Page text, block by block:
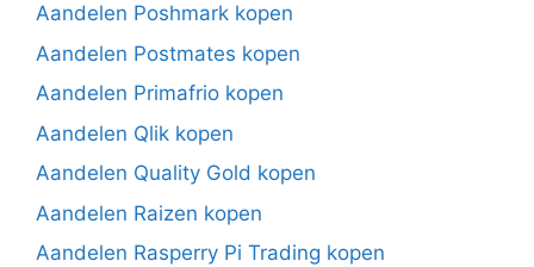
Aandelen Poshmark kopen
Aandelen Postmates kopen
Aandelen Primafrio kopen
Aandelen Qlik kopen
Aandelen Quality Gold kopen
Aandelen Raizen kopen
Aandelen Rasperry Pi Trading kopen